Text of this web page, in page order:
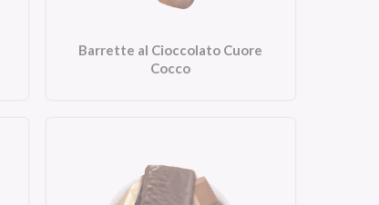
Barrette al Cioccolato Cuore
Cocco